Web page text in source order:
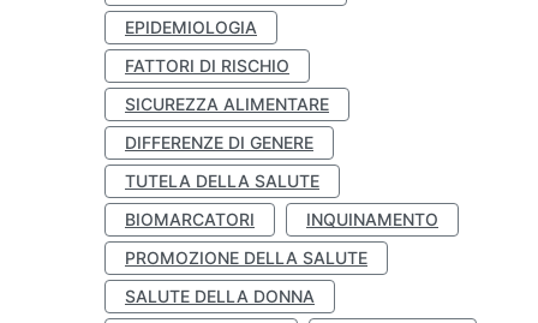
EPIDEMIOLOGIA
FATTORI DI RISCHIO
SICUREZZA ALIMENTARE
DIFFERENZE DI GENERE
TUTELA DELLA SALUTE
BIOMARCATORI
INQUINAMENTO
PROMOZIONE DELLA SALUTE
SALUTE DELLA DONNA